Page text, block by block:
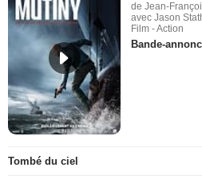
de Jean-
avec Jason
Film - Action
Bande-
Tombé du ciel